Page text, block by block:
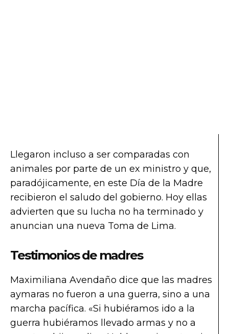
Llegaron incluso a ser comparadas con
animales por parte de un ex ministro y que,
paradójicamente, en este Día de la Madre
recibieron el saludo del gobierno. Hoy ellas
advierten que su lucha no ha terminado y
anuncian una nueva Toma de Lima.
Testimonios de madres
Maximiliana Avendaño dice que las madres
aymaras no fueron a una guerra, sino a una
marcha pacífica. «Si hubiéramos ido a la
guerra hubiéramos llevado armas y no a